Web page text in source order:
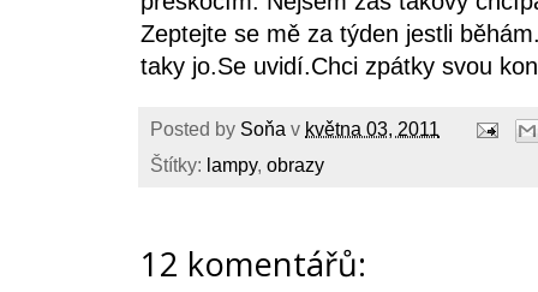
Zeptejte se mě za týden jestli
taky jo.Se uvidí.Chci zpátky
Posted by Soňa v května 03, 2011
Štítky: lampy, obrazy
12 komentářů: